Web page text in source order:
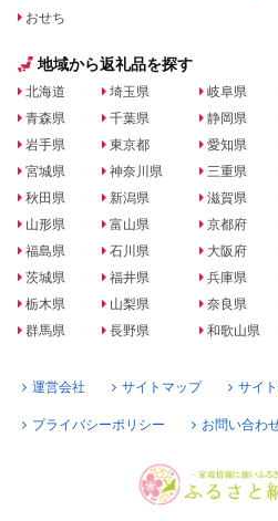
おせち
地域から返礼品を探す
北海道
青森県
岩手県
宮城県
秋田県
山形県
福島県
茨城県
栃木県
群馬県
埼玉県
千葉県
東京都
神奈川県
新潟県
富山県
石川県
福井県
山梨県
長野県
岐阜県
静岡県
愛知県
三重県
滋賀県
京都府
大阪府
兵庫県
奈良県
和歌山県
運営会社 サイトマップ サイ
プライバシーポリシー お問い合わ